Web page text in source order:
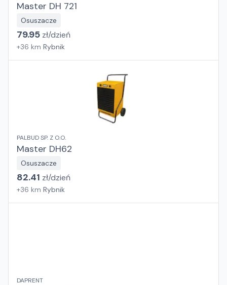
Master DH 721
Osuszacze
79.95 zł/dzień
+36 km Rybnik
PALBUD SP. Z O.O.
Master DH62
Osuszacze
82.41 zł/dzień
+36 km Rybnik
DAPRENT